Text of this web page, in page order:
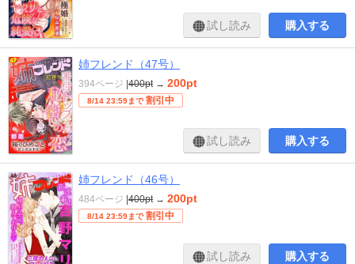
試し読み 購入する
姉フレンド（47号）
394ページ |400pt → 200pt
8/14 23:59まで 割引中
試し読み 購入する
姉フレンド（46号）
484ページ |400pt → 200pt
8/14 23:59まで 割引中
試し読み 購入する